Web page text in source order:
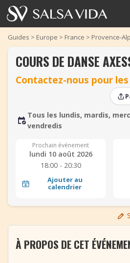
Accueil
Événements
Actualités
Glossaire
Boutique
TuneTempo
Guides > Europe > France > Provence-
‹
COURS DE DANSE
Contactez-nous pour
Tous les lundis, mardis,
vendredis
Prochain événement
lundi 10 août 2026
18:00 - 20:30
Ajouter au
calendrier
À PROPOS DE CET